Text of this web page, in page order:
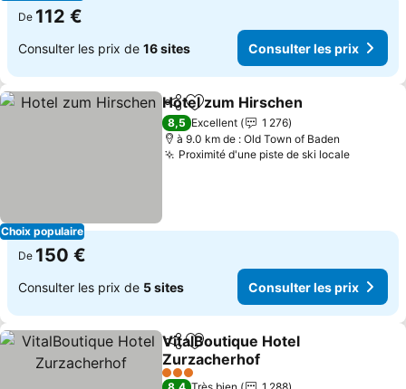
De 112 €
Consulter les prix de 16 sites Consulter les prix
Choix populaire
PartagerAjouter à mes favoris
Hotel zum Hirschen
8,5 Excellent
1 276
à 9.0 km de : Old Town of Baden
Proximité d'une piste de ski locale
De 150 €
Consulter les prix de 5 sites Consulter les prix
PartagerAjouter à mes favoris
VitalBoutique Hotel
Zurzacherhof
Consulter les prix
3 Étoiles